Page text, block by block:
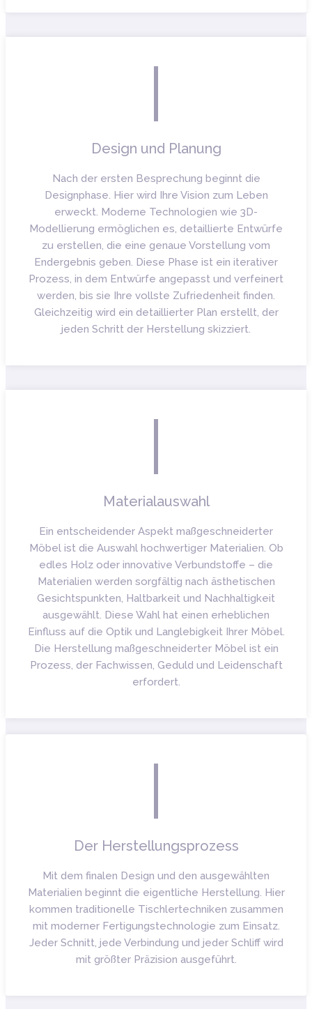
Design und Planung
Nach der ersten Besprechung beginnt die
Designphase. Hier wird Ihre Vision zum Leben
erweckt. Moderne Technologien wie 3D-
Modellierung ermöglichen es, detaillierte Entwürfe
zu erstellen, die eine genaue Vorstellung vom
Endergebnis geben. Diese Phase ist ein iterativer
Prozess, in dem Entwürfe angepasst und verfeinert
werden, bis sie Ihre vollste Zufriedenheit finden.
Gleichzeitig wird ein detaillierter Plan erstellt, der
jeden Schritt der Herstellung skizziert.
Materialauswahl
Ein entscheidender Aspekt maßgeschneiderter
Möbel ist die Auswahl hochwertiger Materialien. Ob
edles Holz oder innovative Verbundstoffe – die
Materialien werden sorgfältig nach ästhetischen
Gesichtspunkten, Haltbarkeit und Nachhaltigkeit
ausgewählt. Diese Wahl hat einen erheblichen
Einfluss auf die Optik und Langlebigkeit Ihrer Möbel.
Die Herstellung maßgeschneiderter Möbel ist ein
Prozess, der Fachwissen, Geduld und Leidenschaft
erfordert.
Der Herstellungsprozess
Mit dem finalen Design und den ausgewählten
Materialien beginnt die eigentliche Herstellung. Hier
kommen traditionelle Tischlertechniken zusammen
mit moderner Fertigungstechnologie zum Einsatz.
Jeder Schnitt, jede Verbindung und jeder Schliff wird
mit größter Präzision ausgeführt.